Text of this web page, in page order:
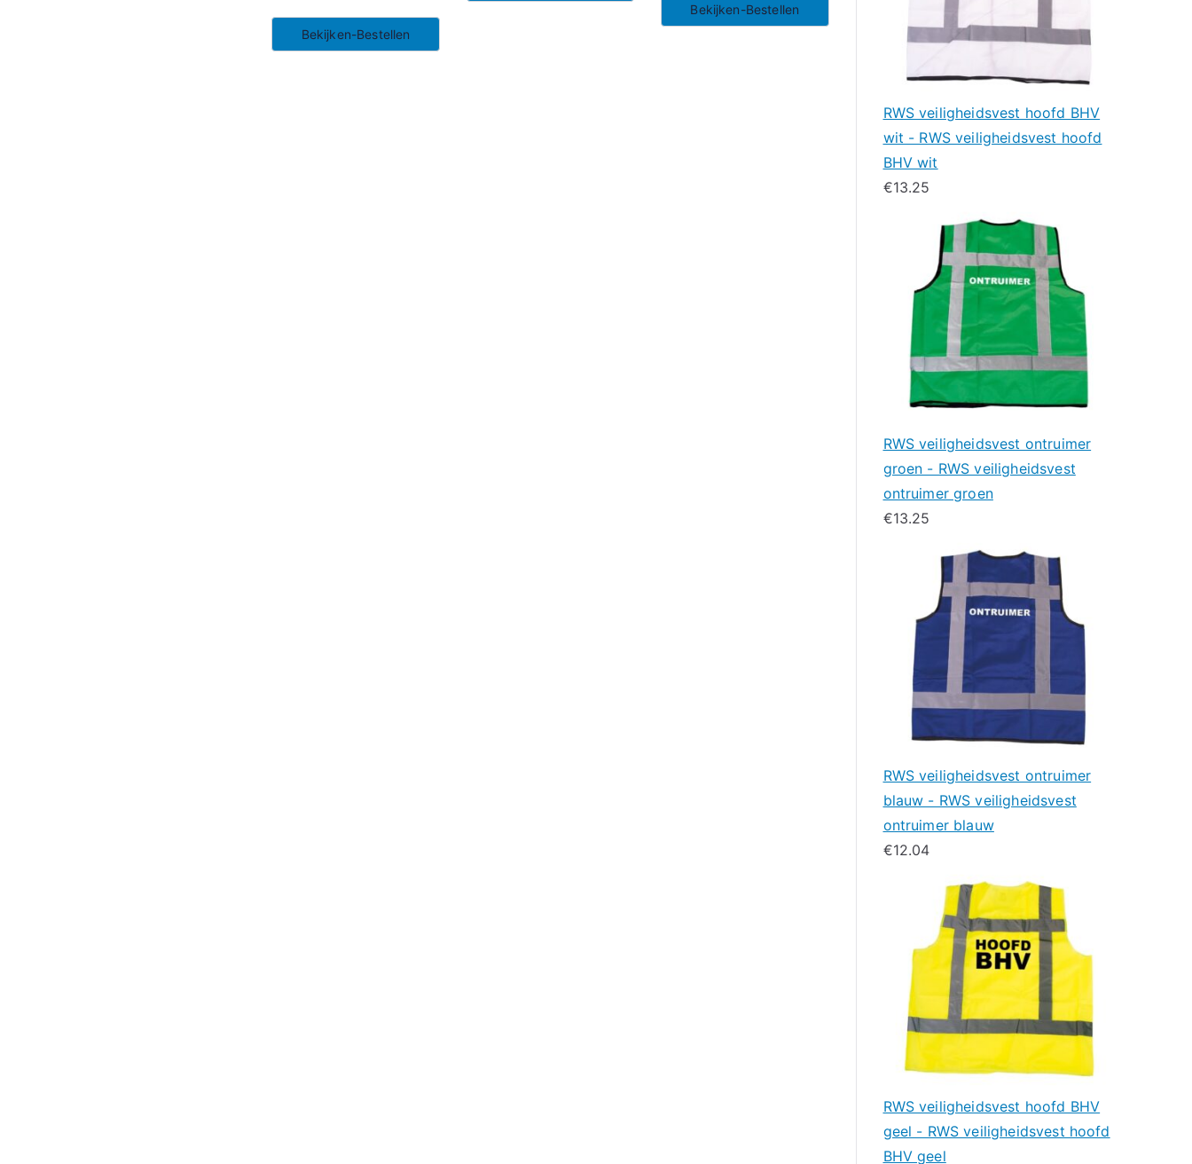
Bekijken-Bestellen
Bekijken-Bestellen
RWS veiligheidsvest hoofd BHV
wit - RWS veiligheidsvest hoofd
BHV wit
€13.25
RWS veiligheidsvest ontruimer
groen - RWS veiligheidsvest
ontruimer groen
€13.25
RWS veiligheidsvest ontruimer
blauw - RWS veiligheidsvest
ontruimer blauw
€12.04
RWS veiligheidsvest hoofd BHV
geel - RWS veiligheidsvest hoofd
BHV geel